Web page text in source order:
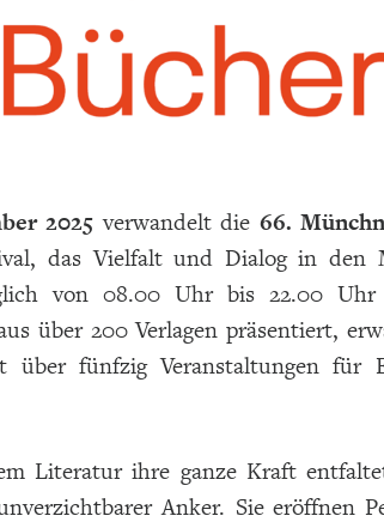
2025 verwandelt die 66.
das Vielfalt und Dialog in
von 08.00 Uhr bis 22.00
über 200 Verlagen präsentiert,
über fünfzig Veranstaltungen für
Literatur ihre ganze Kraft
Anker. Sie eröffnen